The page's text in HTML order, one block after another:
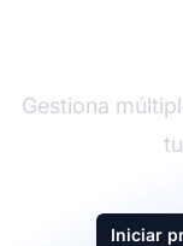
Gestiona
Iniciar